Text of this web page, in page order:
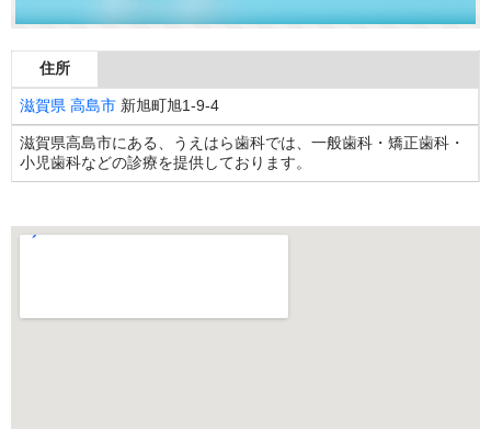
住所
滋賀県 高島市 新旭町旭1-9-4
滋賀県高島市にある、うえはら歯科では、一般歯科・矯正歯科・
小児歯科などの診療を提供しております。